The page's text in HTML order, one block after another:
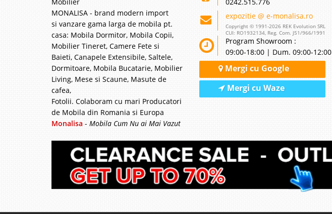
MONALISA - brand modern import
si vanzare gama larga de mobila pt.
casa: Mobila Dormitor, Mobila Copii,
Mobilier Tineret, Camere Fete si
Baieti, Canapele Extensibile, Saltele,
Dormitoare, Mobila Bucatarie, Mobilier
Living, Mese si Scaune, Masute de
cafea,
Fotolii. Colaboram cu mari Producatori
de Mobila din Romania si Europa
Monalisa - Mobila Cum Nu ai Mai Vazut
expozitie @ e-monalisa.ro
Copyright © 1991-2026 REK Evolution SRL
CUI: RO1932134, Reg. Com. J51/966/1991
Program Showroom :
09:00-18:00 | Dum. 09:00-12:00
Mergi cu Google
Mergi cu Waze